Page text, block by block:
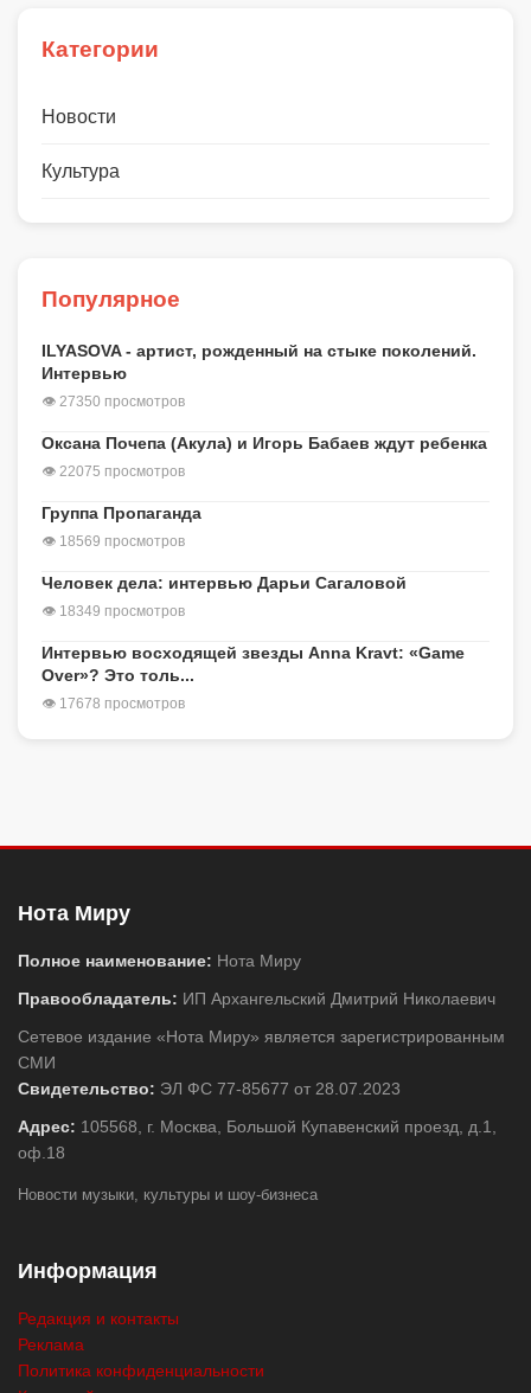
Категории
Новости
Культура
Популярное
ILYASOVA - артист, рожденный на стыке поколений.
Интервью
👁 27350 просмотров
Оксана Почепа (Акула) и Игорь Бабаев ждут ребенка
👁 22075 просмотров
Группа Пропаганда
👁 18569 просмотров
Человек дела: интервью Дарьи Сагаловой
👁 18349 просмотров
Интервью восходящей звезды Anna Kravt: «Game
Over»? Это толь...
👁 17678 просмотров
Нота Миру
Полное наименование: Нота Миру
Правообладатель: ИП Архангельский Дмитрий Николаевич
Сетевое издание «Нота Миру» является зарегистрированным
СМИ
Свидетельство: ЭЛ ФС 77-85677 от 28.07.2023
Адрес: 105568, г. Москва, Большой Купавенский проезд, д.1,
оф.18
Новости музыки, культуры и шоу-бизнеса
Информация
Редакция и контакты
Реклама
Политика конфиденциальности